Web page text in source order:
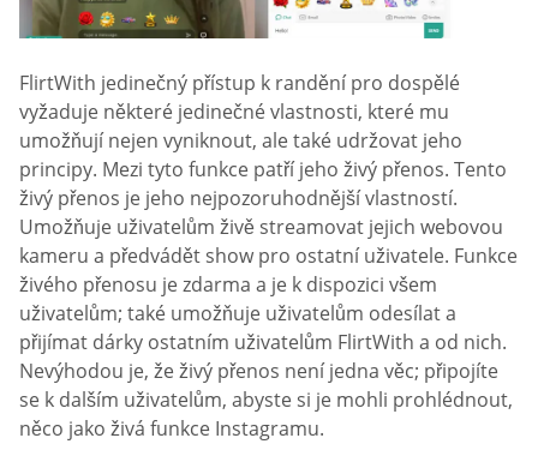
FlirtWith jedinečný přístup k randění pro dospělé
vyžaduje některé jedinečné vlastnosti, které mu
umožňují nejen vyniknout, ale také udržovat jeho
principy. Mezi tyto funkce patří jeho živý přenos. Tento
živý přenos je jeho nejpozoruhodnější vlastností.
Umožňuje uživatelům živě streamovat jejich webovou
kameru a předvádět show pro ostatní uživatele. Funkce
živého přenosu je zdarma a je k dispozici všem
uživatelům; také umožňuje uživatelům odesílat a
přijímat dárky ostatním uživatelům FlirtWith a od nich.
Nevýhodou je, že živý přenos není jedna věc; připojíte
se k dalším uživatelům, abyste si je mohli prohlédnout,
něco jako živá funkce Instagramu.